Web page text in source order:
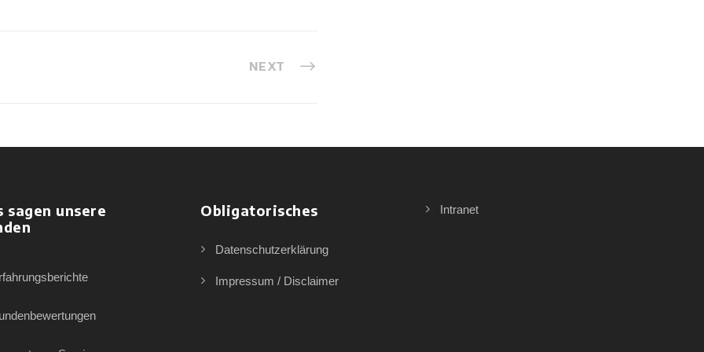
NEXT
sagen unsere
Obligatorisches
Datenschutzerklärung
Impressum / Disclaimer
Intranet